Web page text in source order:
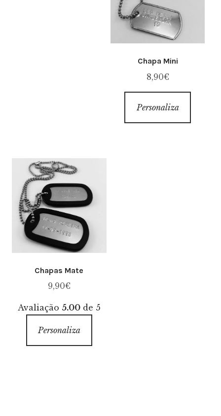
Chapa Mini
8,90€
Personaliza
Chapas Mate
9,90€
Avaliação 5.00de 5
Personaliza